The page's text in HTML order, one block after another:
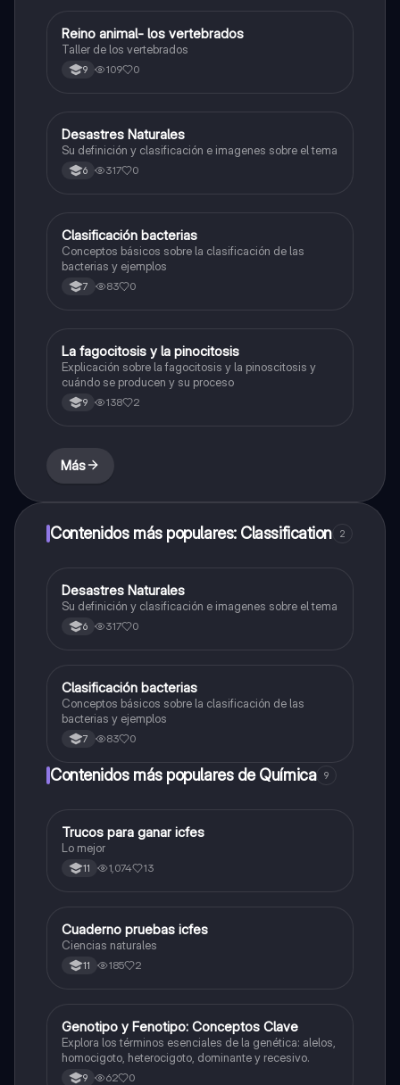
Biologia
Reino animal- los vertebrados
Taller de los vertebrados
9 109 0
Biologia
Desastres Naturales
Su definición y clasificación e imagenes sobre el tema
6 317 0
Biologia
Clasificación bacterias
Conceptos básicos sobre la clasificación de las
bacterias y ejemplos
7 83 0
Biologia
La fagocitosis y la pinocitosis
Explicación sobre la fagocitosis y la pinoscitosis y
cuándo se producen y su proceso
9 138 2
Más
Contenidos más populares: Classification 2
Biologia
Desastres Naturales
Su definición y clasificación e imagenes sobre el tema
6 317 0
Biologia
Clasificación bacterias
Conceptos básicos sobre la clasificación de las
bacterias y ejemplos
7 83 0
Contenidos más populares de Química 9
Química
Trucos para ganar icfes
Lo mejor
11 1,074 13
Biologia
Cuaderno pruebas icfes
Ciencias naturales
11 185 2
GBiologia
Genotipo y Fenotipo: Conceptos Clave
Explora los términos esenciales de la genética: alelos,
homocigoto, heterocigoto, dominante y recesivo.
9 62 0